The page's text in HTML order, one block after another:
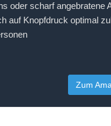
oder scharf angebratene
auf Knopfdruck optimal
Zum